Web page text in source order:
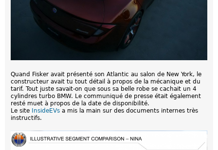
Quand Fisker avait présenté son Atlantic au salon de New York, le
constructeur avait tu tout détail à propos de la mécanique et du
tarif. Tout juste savait-on que sous sa belle robe se cachait un 4
cylindres turbo BMW. Le communiqué de presse était également
resté muet à propos de la date de disponibilité.
Le site InsideEVs a mis la main sur des documents internes très
instructifs.